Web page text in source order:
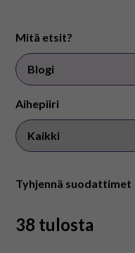
Tietoa
Materiaalit
Kuvatyökalut
Mitä etsit?
Aihepiiri
Tyhjennä suodattimet
38 tulosta